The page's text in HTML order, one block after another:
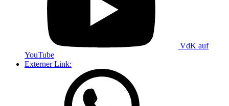
VdK auf
YouTube
Externer Link: